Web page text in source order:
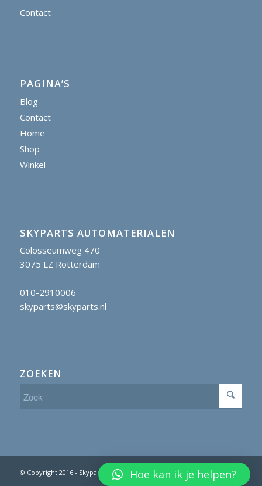
Contact
PAGINA’S
Blog
Contact
Home
Shop
Winkel
SKYPARTS AUTOMATERIALEN
Colosseumweg 470
3075 LZ Rotterdam
010-2910006
skyparts@skyparts.nl
ZOEKEN
© Copyright 2016 - Skyparts B.V. powered by Digital Scissors Marketing
Hoe kan ik je helpen?